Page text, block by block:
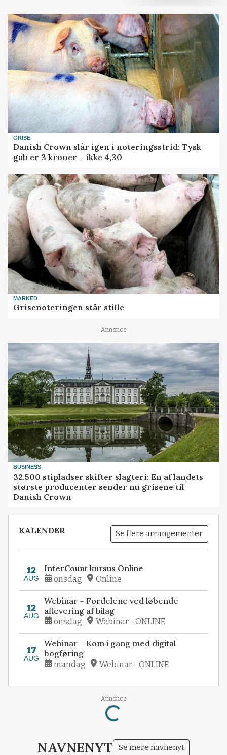
GRISE
Danish Crown slår igen i noteringsstrid: Tysk
gab er 3 kroner – ikke 4,30
MARKED
Grisenoteringen står stille
Annonce
BUSINESS
32.500 stipladser skifter slagteri: En af landets
største producenter sender nu grisene til
Danish Crown
KALENDER Se flere arrangementer
12
AUG
InterCount kursus Online
onsdag Online
12
AUG
Webinar – Fordelene ved løbende
aflevering af bilag
onsdag Webinar - ONLINE
17
AUG
Webinar – Kom i gang med digital
bogføring
mandag Webinar - ONLINE
Annonce
Loading...
NAVNENYT Se mere navnenyt